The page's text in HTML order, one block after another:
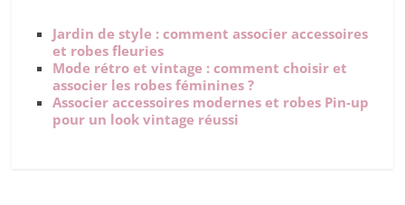
Jardin de style : comment associer accessoires
et robes fleuries
Mode rétro et vintage : comment choisir et
associer les robes féminines ?
Associer accessoires modernes et robes Pin-up
pour un look vintage réussi